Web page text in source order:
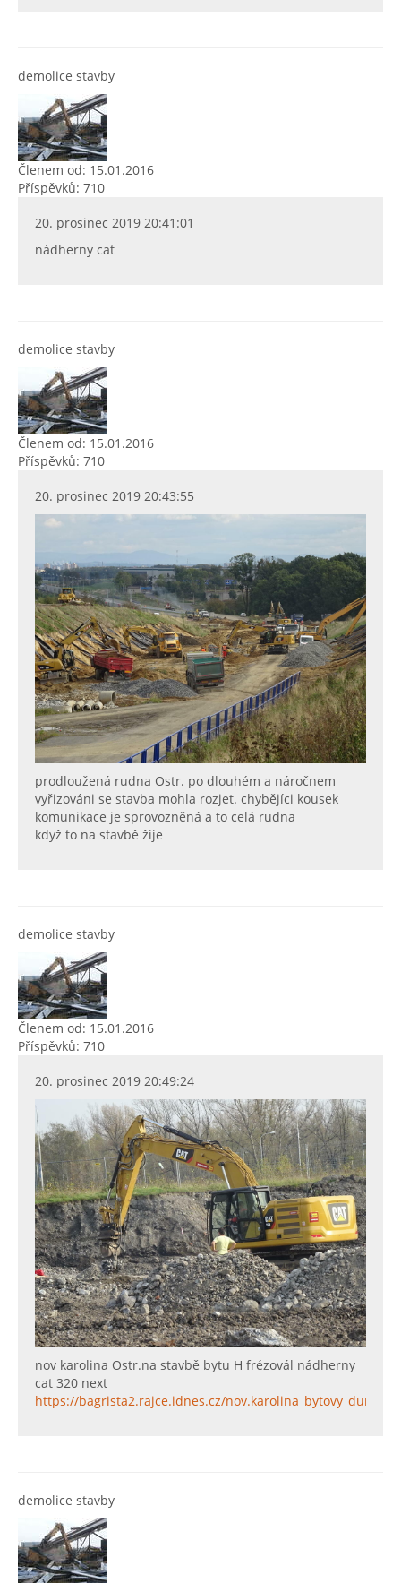
demolice stavby
Členem od: 15.01.2016
Příspěvků: 710
20. prosinec 2019 20:41:01
nádherny cat
demolice stavby
Členem od: 15.01.2016
Příspěvků: 710
20. prosinec 2019 20:43:55
prodloužená rudna Ostr. po dlouhém a náročnem
vyřizováni se stavba mohla rozjet. chybějíci kousek
komunikace je sprovozněná a to celá rudna
když to na stavbě žije
demolice stavby
Členem od: 15.01.2016
Příspěvků: 710
20. prosinec 2019 20:49:24
nov karolina Ostr.na stavbě bytu H frézovál nádherny
cat 320 next
https://bagrista2.rajce.idnes.cz/nov.karolina_bytovy_dum_H/
demolice stavby